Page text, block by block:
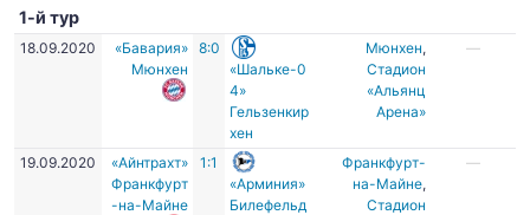
1-й тур
18.09.2020
«Бавария»
Мюнхен
8:0
«Шальке-0
4»
Гельзенкир
хен
Мюнхен,
Стадион
«Альянц
Арена»
—
19.09.2020
«Айнтрахт»
Франкфурт
-на-Майне
1:1
«Арминия»
Билефельд
Франкфурт-
на-Майне,
Стадион
—